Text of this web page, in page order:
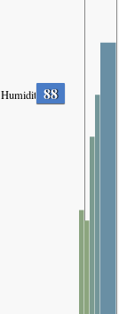
Humidity 88